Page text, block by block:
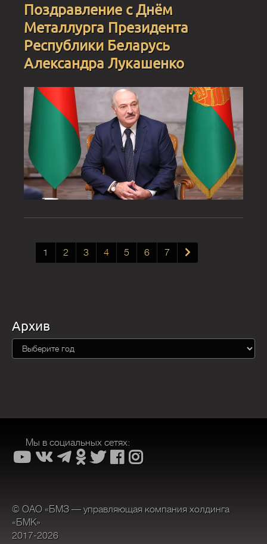
Поздравление с Днём
Металлурга Президента
Республики Беларусь
Александра Лукашенко
1 2 3 4 5 6 7
Архив
Мы в социальных сетях:
© ОАО «БМЗ — управляющая компания холдинга
«БМК»
2017-2026